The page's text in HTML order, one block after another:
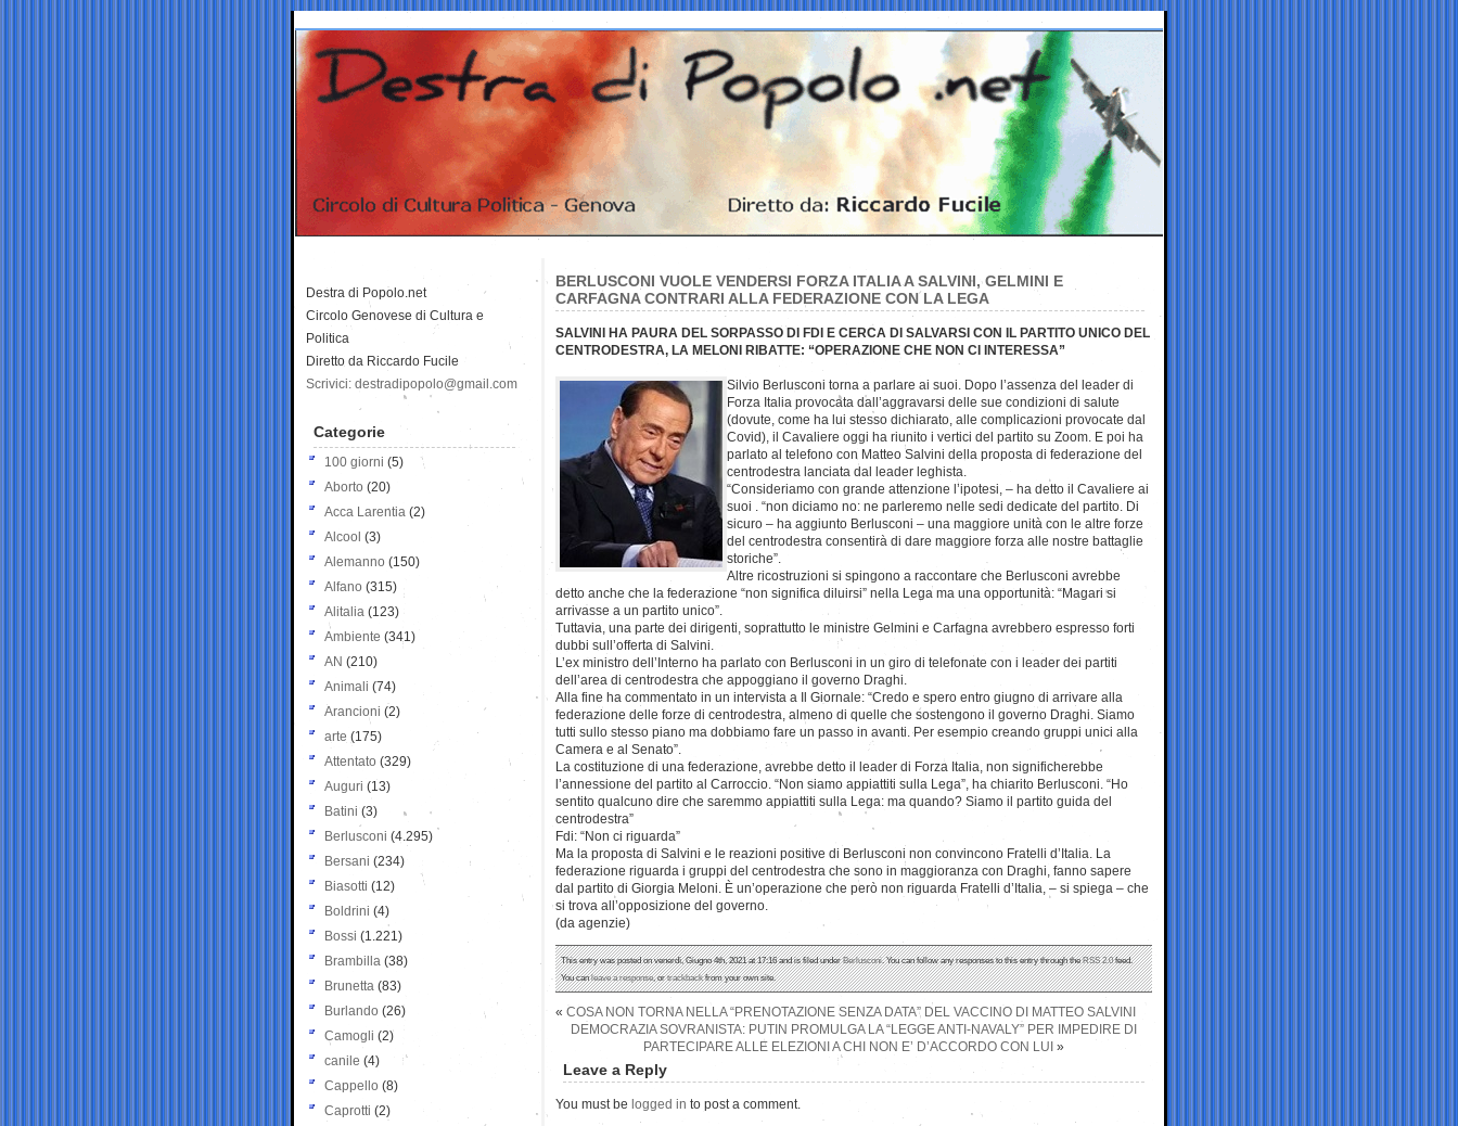
BERLUSCONI VUOLE VENDERSI FORZA ITALIA A SALVINI, GELMINI E
CARFAGNA CONTRARI ALLA FEDERAZIONE CON LA LEGA
SALVINI HA PAURA DEL SORPASSO DI FDI E CERCA DI SALVARSI CON IL PARTITO UNICO DEL
CENTRODESTRA, LA MELONI RIBATTE: “OPERAZIONE CHE NON CI INTERESSA”
Silvio Berlusconi torna a parlare ai suoi. Dopo l’assenza del leader di
Forza Italia provocata dall’aggravarsi delle sue condizioni di salute
(dovute, come ha lui stesso dichiarato, alle complicazioni provocate dal
Covid), il Cavaliere oggi ha riunito i vertici del partito su Zoom. E poi ha
parlato al telefono con Matteo Salvini della proposta di federazione del
centrodestra lanciata dal leader leghista.
“Consideriamo con grande attenzione l’ipotesi, – ha detto il Cavaliere ai
suoi . “non diciamo no: ne parleremo nelle sedi dedicate del partito. Di
sicuro – ha aggiunto Berlusconi – una maggiore unità con le altre forze
del centrodestra consentirà di dare maggiore forza alle nostre battaglie
storiche”.
Altre ricostruzioni si spingono a raccontare che Berlusconi avrebbe
detto anche che la federazione “non significa diluirsi” nella Lega ma una opportunità: “Magari si
arrivasse a un partito unico”.
Tuttavia, una parte dei dirigenti, soprattutto le ministre Gelmini e Carfagna avrebbero espresso forti
dubbi sull’offerta di Salvini.
L’ex ministro dell’Interno ha parlato con Berlusconi in un giro di telefonate con i leader dei partiti
dell’area di centrodestra che appoggiano il governo Draghi.
Alla fine ha commentato in un intervista a Il Giornale: “Credo e spero entro giugno di arrivare alla
federazione delle forze di centrodestra, almeno di quelle che sostengono il governo Draghi. Siamo
tutti sullo stesso piano ma dobbiamo fare un passo in avanti. Per esempio creando gruppi unici alla
Camera e al Senato”.
La costituzione di una federazione, avrebbe detto il leader di Forza Italia, non significherebbe
l’annessione del partito al Carroccio. “Non siamo appiattiti sulla Lega”, ha chiarito Berlusconi. “Ho
sentito qualcuno dire che saremmo appiattiti sulla Lega: ma quando? Siamo il partito guida del
centrodestra”
Fdi: “Non ci riguarda”
Ma la proposta di Salvini e le reazioni positive di Berlusconi non convincono Fratelli d’Italia. La
federazione riguarda i gruppi del centrodestra che sono in maggioranza con Draghi, fanno sapere
dal partito di Giorgia Meloni. È un’operazione che però non riguarda Fratelli d’Italia, – si spiega – che
si trova all’opposizione del governo.
(da agenzie)
This entry was posted on venerdì, Giugno 4th, 2021 at 17:16 and is filed underBerlusconi. You can follow any responses to this entry through theRSS 2.0feed.
You canleave a response, ortrackbackfrom your own site.
« COSA NON TORNA NELLA “PRENOTAZIONE SENZA DATA” DEL VACCINO DI MATTEO SALVINI
DEMOCRAZIA SOVRANISTA: PUTIN PROMULGA LA “LEGGE ANTI-NAVALY” PER IMPEDIRE DI
PARTECIPARE ALLE ELEZIONI A CHI NON E’ D’ACCORDO CON LUI »
Leave a Reply
You must be logged in to post a comment.
Destra di Popolo.net
Circolo Genovese di Cultura e
Politica
Diretto da Riccardo Fucile
Scrivici: destradipopolo@gmail.com
Categorie
100 giorni (5)
Aborto (20)
Acca Larentia (2)
Alcool (3)
Alemanno (150)
Alfano (315)
Alitalia (123)
Ambiente (341)
AN (210)
Animali (74)
Arancioni (2)
arte (175)
Attentato (329)
Auguri (13)
Batini (3)
Berlusconi (4.295)
Bersani (234)
Biasotti (12)
Boldrini (4)
Bossi (1.221)
Brambilla (38)
Brunetta (83)
Burlando (26)
Camogli (2)
canile (4)
Cappello (8)
Caprotti (2)